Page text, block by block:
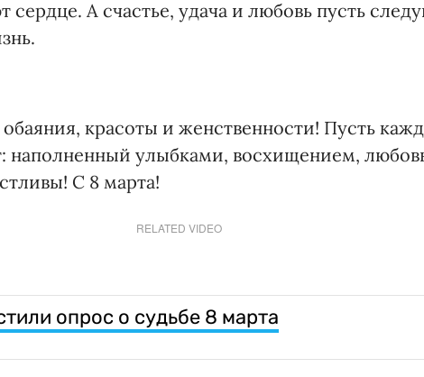
А счастье, удача и любовь пусть
красоты и женственности! Пусть
наполненный улыбками, восхищением,
С 8 марта!
RELATED VIDEO
опрос о судьбе 8 марта